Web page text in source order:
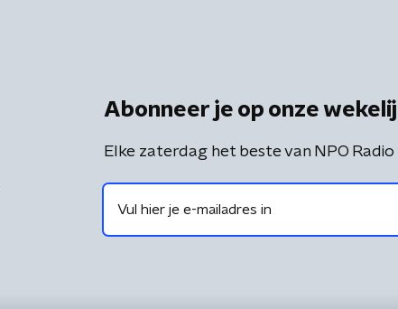
Abonneer je op onze
Elke zaterdag het beste van NPO Radio